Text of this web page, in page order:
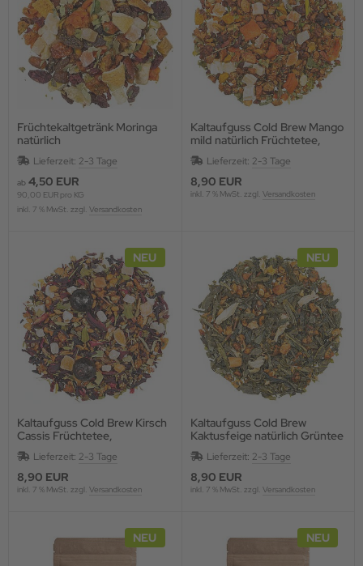
Früchtekaltgetränk Moringa
natürlich
Lieferzeit: 2-3 Tage
ab 4,50 EUR
90,00 EUR pro KG
inkl. 7 % MwSt. zzgl. Versandkosten
Kaltaufguss Cold Brew Mango
mild natürlich Früchtetee,
aromatisiert
Lieferzeit: 2-3 Tage
8,90 EUR
inkl. 7 % MwSt. zzgl. Versandkosten
NEU
Kaltaufguss Cold Brew Kirsch
Cassis Früchtetee,
aromatisiert
Lieferzeit: 2-3 Tage
8,90 EUR
inkl. 7 % MwSt. zzgl. Versandkosten
NEU
Kaltaufguss Cold Brew
Kaktusfeige natürlich Grüntee
mit Blüten und Fruchtstücken,
aromatisie
Lieferzeit: 2-3 Tage
8,90 EUR
inkl. 7 % MwSt. zzgl. Versandkosten
NEU NEU